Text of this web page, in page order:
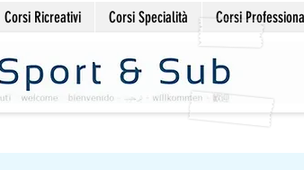
Corsi Ricreativi Corsi Specialità Corsi